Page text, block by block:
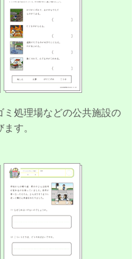
処理場などの公共施設の
す。